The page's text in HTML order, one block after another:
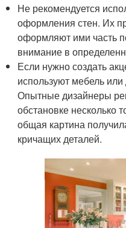
Не рекомендуется
оформления стен. Их
оформляют ими часть
внимание в
Если нужно создать
используют мебель
Опытные дизайнеры
обстановке несколько
общая картина
кричащих деталей.